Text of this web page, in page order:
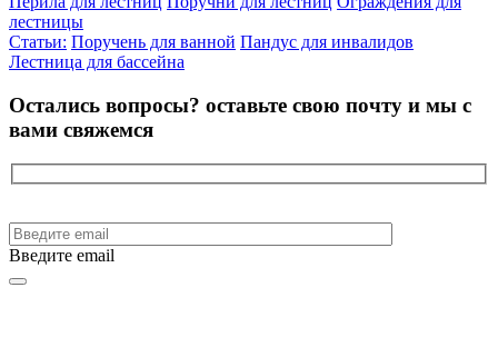
лестницы
Статьи: Поручень для ванной Пандус для инвалидов
Лестница для бассейна
Остались вопросы? оставьте свою почту и мы с
вами свяжемся
Введите email